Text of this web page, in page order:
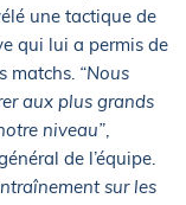
une tactique de
qui lui a permis de
matchs. “Nous
aux plus grands
niveau”
de l’équipe.
sur les